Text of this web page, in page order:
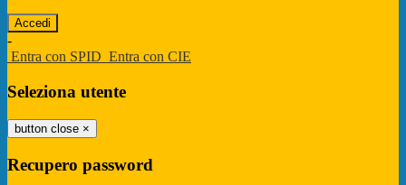
-
Entra con SPID Entra con CIE
Seleziona utente
button close ×
Recupero password